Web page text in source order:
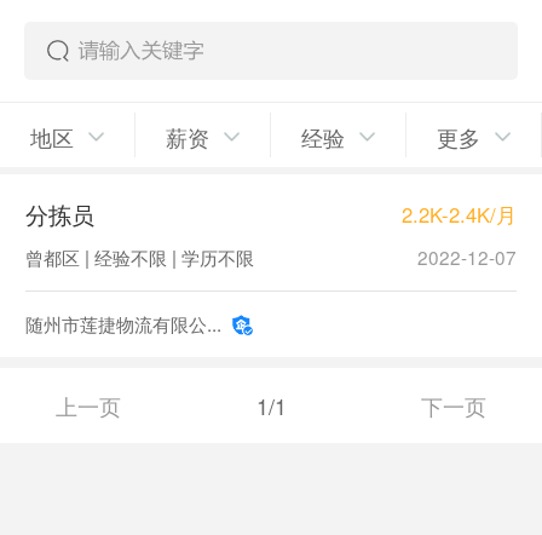
地区 薪资 经验 更多
分拣员 2.2K-2.4K/月
曾都区 | 经验不限 | 学历不限 2022-12-07
随州市莲捷物流有限公...
上一页 1/1 下一页